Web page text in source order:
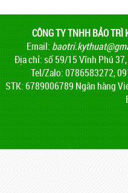
CÔNG TY TNHH BẢO
Email:
Địa chỉ: số 59/15 Vĩnh Phú
Tel/Zalo: 0786583272,
STK: 6789006789 Ngân hàng